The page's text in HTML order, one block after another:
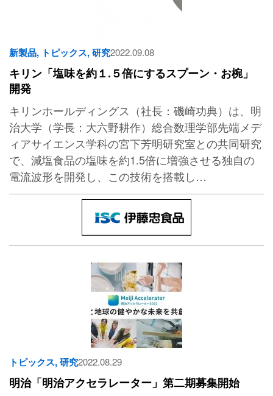
新製品, トピックス,研究2022.09.08
キリン「塩味を約１.５倍にするスプーン・お椀」
開発
キリンホールディングス（社長：磯崎功典）は、明
治大学（学長：大六野耕作）総合数理学部先端メデ
ィアサイエンス学科の宮下芳明研究室との共同研究
で、減塩食品の塩味を約1.5倍に増強させる独自の
電流波形を開発し、この技術を搭載し…
トピックス,研究2022.08.29
明治「明治アクセラレーター」第二期募集開始